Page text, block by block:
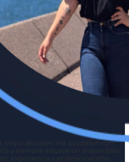
mejor decisión. Me ayudaron con
y siempre estuvieron disponibles
experiencia y profesionalismo